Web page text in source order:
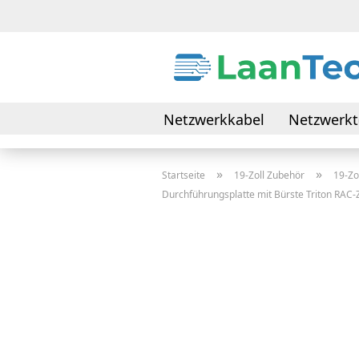
Netzwerkkabel
Daten- & Verbindungskabel
Startseite » 19-Zoll Zubehör » 19-
Durchführungsplatte mit Bürste Triton RAC-